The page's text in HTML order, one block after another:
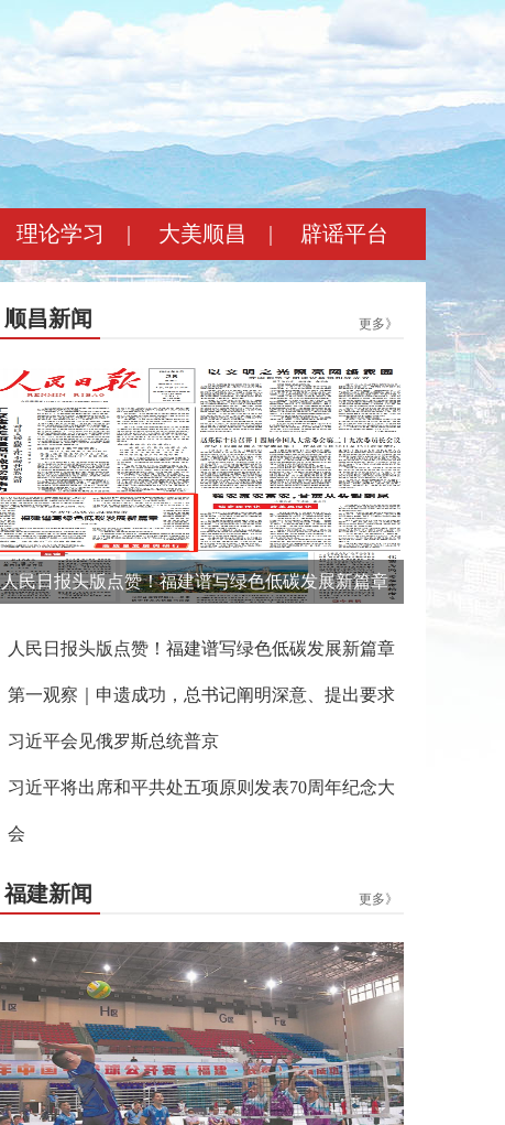
理论学习 | 大美顺昌 | 辟谣平台
更多》
顺昌新闻
人民日报头版点赞！福建谱写绿色低碳发展新篇章
人民日报头版点赞！福建谱写绿色低碳发展新篇章
第一观察｜申遗成功，总书记阐明深意、提出要求
习近平会见俄罗斯总统普京
习近平将出席和平共处五项原则发表70周年纪念大
会
更多》
福建新闻